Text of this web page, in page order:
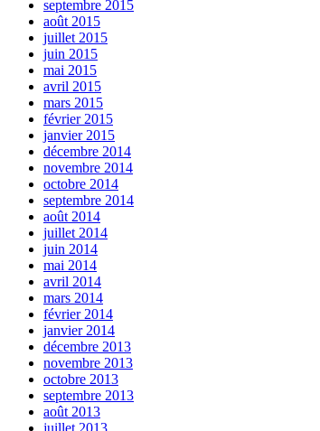
septembre 2015
août 2015
juillet 2015
juin 2015
mai 2015
avril 2015
mars 2015
février 2015
janvier 2015
décembre 2014
novembre 2014
octobre 2014
septembre 2014
août 2014
juillet 2014
juin 2014
mai 2014
avril 2014
mars 2014
février 2014
janvier 2014
décembre 2013
novembre 2013
octobre 2013
septembre 2013
août 2013